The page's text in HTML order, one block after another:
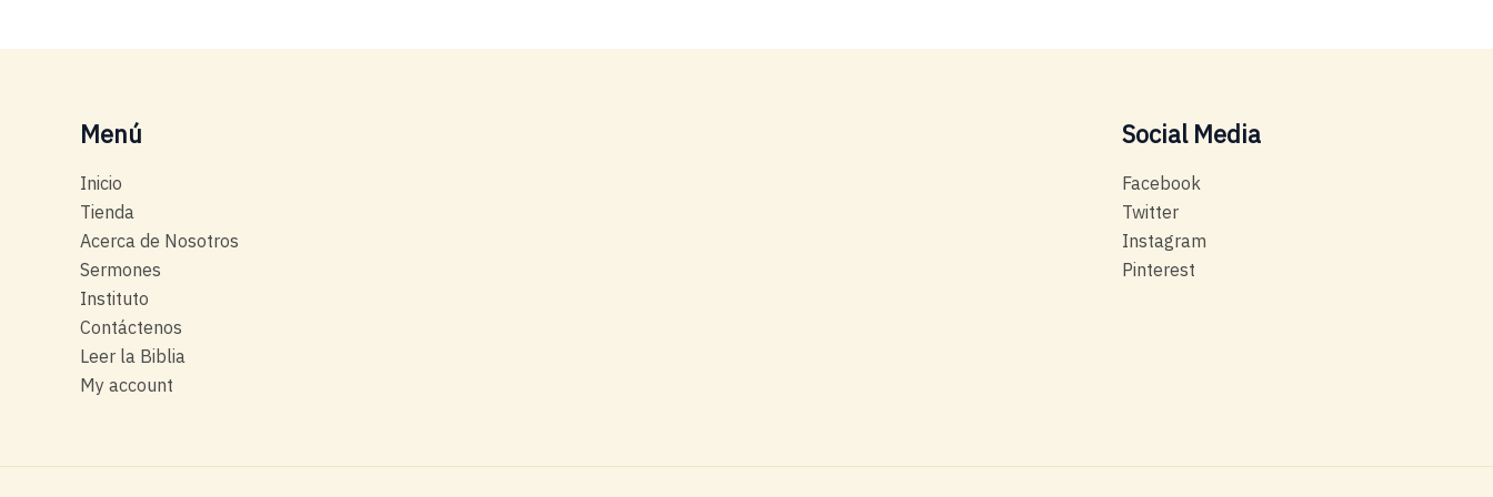
Menú
Inicio
Tienda
Acerca de Nosotros
Sermones
Instituto
Contáctenos
Leer la Biblia
My account
Social Media
Facebook
Twitter
Instagram
Pinterest